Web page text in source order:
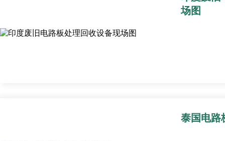
场图
泰国电路